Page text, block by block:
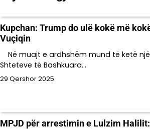
Kupchan: Trump do ulë kokë më
Vuçiqin
Në muajt e ardhshëm mund të ketë
Shteteve të Bashkuara…
29 Qershor 2025
MPJD për arrestimin e Lulzim